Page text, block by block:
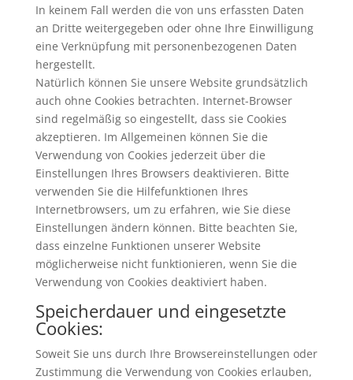
In keinem Fall werden die von uns erfassten Daten
an Dritte weitergegeben oder ohne Ihre Einwilligung
eine Verknüpfung mit personenbezogenen Daten
hergestellt.
Natürlich können Sie unsere Website grundsätzlich
auch ohne Cookies betrachten. Internet-Browser
sind regelmäßig so eingestellt, dass sie Cookies
akzeptieren. Im Allgemeinen können Sie die
Verwendung von Cookies jederzeit über die
Einstellungen Ihres Browsers deaktivieren. Bitte
verwenden Sie die Hilfefunktionen Ihres
Internetbrowsers, um zu erfahren, wie Sie diese
Einstellungen ändern können. Bitte beachten Sie,
dass einzelne Funktionen unserer Website
möglicherweise nicht funktionieren, wenn Sie die
Verwendung von Cookies deaktiviert haben.
Speicherdauer und eingesetzte
Cookies:
Soweit Sie uns durch Ihre Browsereinstellungen oder
Zustimmung die Verwendung von Cookies erlauben,